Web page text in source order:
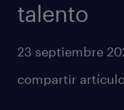
talento
23 septiembre
compartir